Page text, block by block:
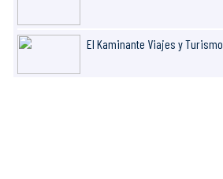
El Kaminante Viajes y Turismo